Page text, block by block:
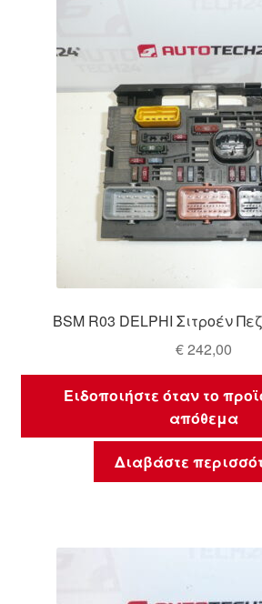
Πολιτική Απορρήτου
BSM R03 DELPHI Σιτροέν
€242,00
Ειδοποιήστε όταν το
απόθεμα
Διαβάστε